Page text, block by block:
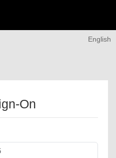
English
On